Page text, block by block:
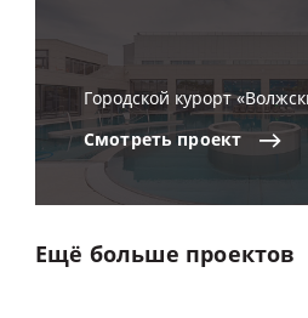
Городской курорт
Смотреть проект
Ещё больше проектов